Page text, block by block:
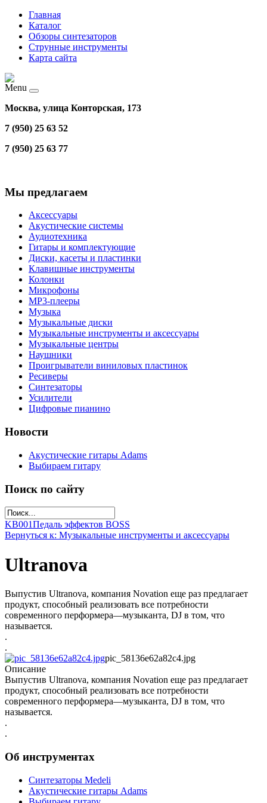
Главная
Каталог
Обзоры синтезаторов
Струнные инструменты
Карта сайта
Menu
Москва, улица Конторская, 173
7 (950) 25 63 52
7 (950) 25 63 77
Мы предлагаем
Аксессуары
Акустические системы
Аудиотехника
Гитары и комплектующие
Диски, касеты и пластинки
Клавишные инструменты
Колонки
Микрофоны
МР3-плееры
Музыка
Музыкальные диски
Музыкальные инструменты и аксессуары
Музыкальные центры
Наушники
Проигрыватели виниловых пластинок
Ресиверы
Синтезаторы
Усилители
Цифровые пианино
Новости
Акустические гитары Adams
Выбираем гитару
Поиск по сайту
KB001Педаль эффектов BOSS
Вернуться к: Музыкальные инструменты и аксессуары
Ultranova
Выпустив Ultranova, компания Novation еще раз предлагает
продукт, способный реализовать все потребности
современного перформера—музыканта, DJ в том, что
называется.
.
.
pic_58136e62a82c4.jpg
Описание
Выпустив Ultranova, компания Novation еще раз предлагает
продукт, способный реализовать все потребности
современного перформера—музыканта, DJ в том, что
называется.
.
.
Об инструментах
Синтезаторы Мedeli
Акустические гитары Adams